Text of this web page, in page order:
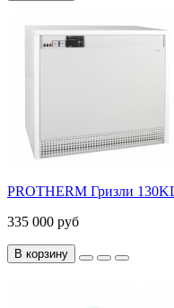
PROTHERM Гризли
335 000 руб
В корзину